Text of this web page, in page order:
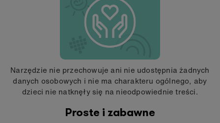
Narzędzie nie przechowuje ani nie udostępnia żadnych
danych osobowych i nie ma charakteru ogólnego, aby
dzieci nie natknęły się na nieodpowiednie treści.
Proste i zabawne